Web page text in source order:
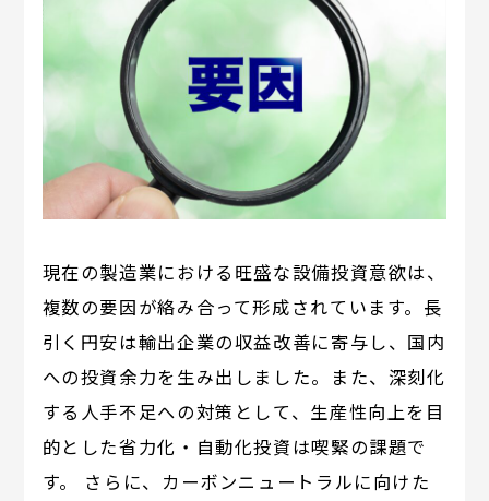
現在の製造業における旺盛な設備投資意欲は、
複数の要因が絡み合って形成されています。長
引く円安は輸出企業の収益改善に寄与し、国内
への投資余力を生み出しました。また、深刻化
する人手不足への対策として、生産性向上を目
的とした省力化・自動化投資は喫緊の課題で
す。 さらに、カーボンニュートラルに向けた